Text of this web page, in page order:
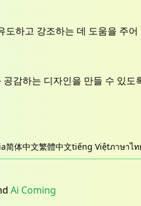
하고 강조하는 데 도움을 주
감하는 디자인을 만들 수 있
简体中文繁體中文tiếng Việtภาษาไท
Ai Coming